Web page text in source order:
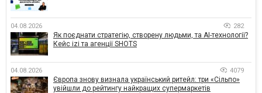
04.08.2026 282
Як поєднати стратегію, створену людьми, та AI-технології?
Кейс izi та агенції SHOTS
04.08.2026 4079
Європа знову визнала український ритейл: три «Сільпо»
увійшли до рейтингу найкращих супермаркетів